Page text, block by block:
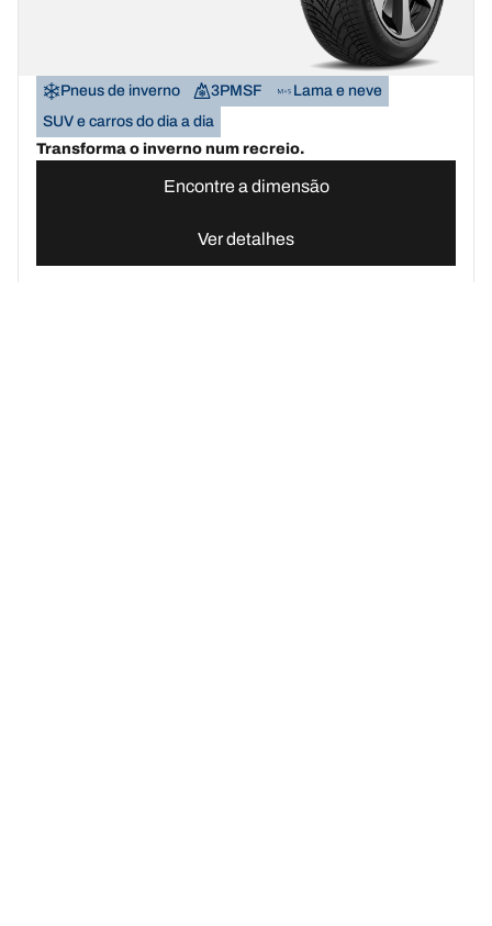
Pneus de inverno 3PMSF
Lama e neve
SUV e carros do dia a dia
Transforma o inverno num recreio.
Encontre a dimensão
Ver detalhes